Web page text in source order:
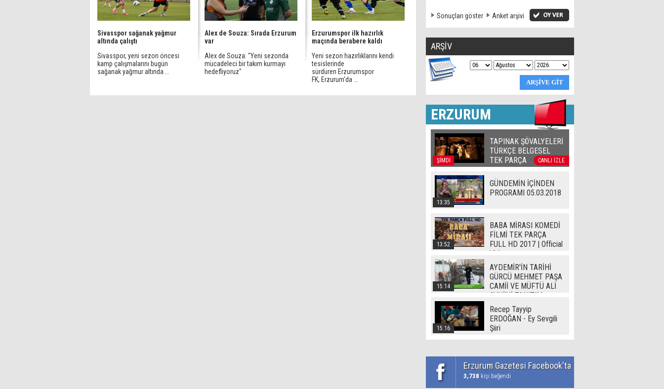
Sivasspor sağanak yağmur
altında çalıştı
Sivasspor, yeni sezon öncesi
kamp çalışmalarını bugün
sağanak yağmur altında ...
Alex de Souza: Sırada Erzurum
var
Alex de Souza: "Yeni sezonda
mücadeleci bir takım kurmayı
hedefliyoruz"
Erzurumspor ilk hazırlık
maçında berabere kaldı
Yeni sezon hazırlıklarını kendi
tesislerinde
sürdüren Erzurumspor
FK, Erzurum'da ...
Sonuçları göster Anket arşivi
ARŞİV
ERZURUM
ŞİMDİ CANLI İZLE
TAPINAK ŞÖVALYELERİ
TÜRKÇE BELGESEL
TEK PARÇA
13:35
GÜNDEMİN İÇİNDEN
PROGRAMI 05.03.2018
13:52
BABA MİRASI KOMEDİ
FİLMİ TEK PARÇA
FULL HD 2017 | Official
Video
15:14
AYDEMİR'İN TARİHİ
GÜRCÜ MEHMET PAŞA
CAMİİ VE MÜFTÜ ALİ
AVNİ'Yİ TANITIM
15:16
Recep Tayyip
ERDOĞAN - Ey Sevgili
Şiiri
Erzurum Gazetesi Facebook'ta
3,738 kişi beğendi